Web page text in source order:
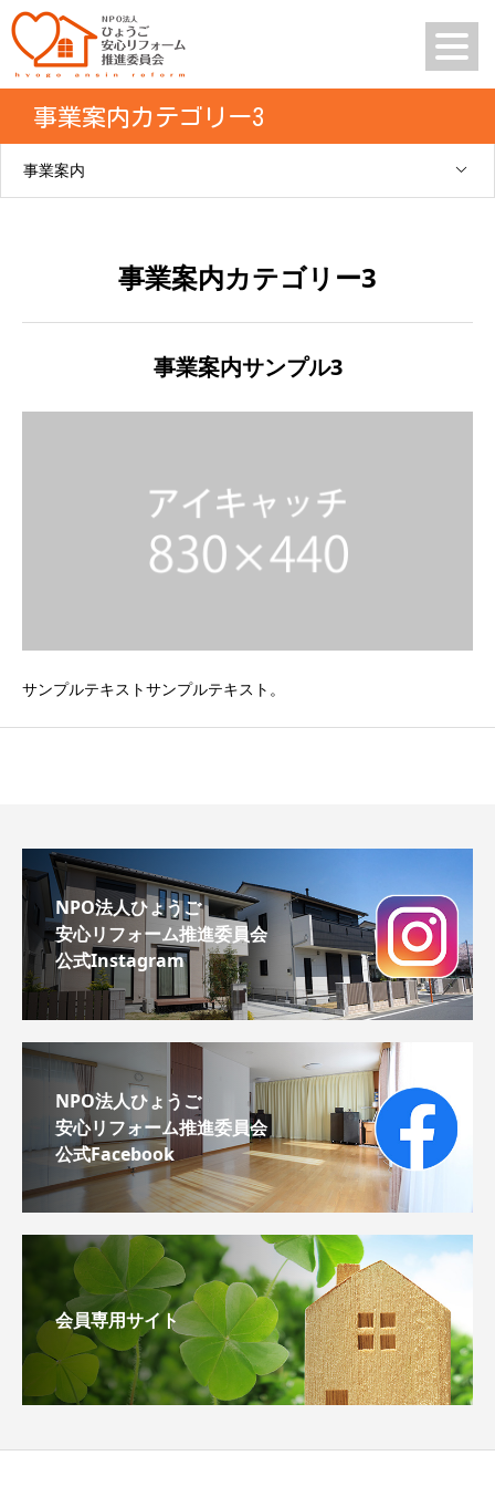
事業案内カテゴリー3
事業案内
事業案内カテゴリー3
事業案内サンプル3
サンプルテキストサンプルテキスト。
NPO法人ひょうご
安心リフォーム推進委員会
公式Instagram
NPO法人ひょうご
安心リフォーム推進委員会
公式Facebook
会員専用サイト